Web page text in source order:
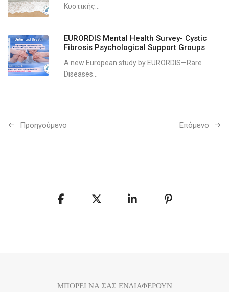
Κυστικής...
EURORDIS Mental Health Survey- Cystic
Fibrosis Psychological Support Groups
A new European study by EURORDIS—Rare
Diseases...
Προηγούμενo Επόμενο
ΜΠΟΡΕΙ ΝΑ ΣΑΣ ΕΝΔΙΑΦΕΡΟΥΝ